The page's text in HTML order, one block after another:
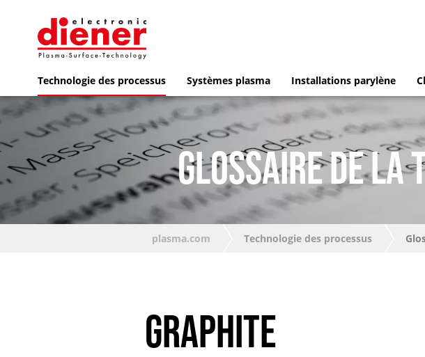
Technologie des processus Systèmes plasma Installations parylène
GLOSSAIRE DE LA
plasma.com Technologie des processus
GRAPHITE